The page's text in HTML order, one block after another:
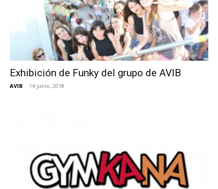
Exhibición de Funky del grupo de AVIB
AVIB - 14 junio, 2018